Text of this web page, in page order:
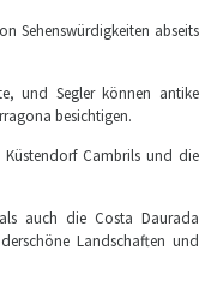
Sehenswürdigkeiten abseits
und Segler können antike
besichtigen.
Küstendorf Cambrils und die
auch die Costa Daurada
Landschaften und